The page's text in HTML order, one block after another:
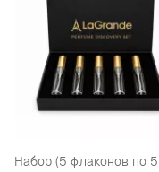
Набор (5 флаконов по